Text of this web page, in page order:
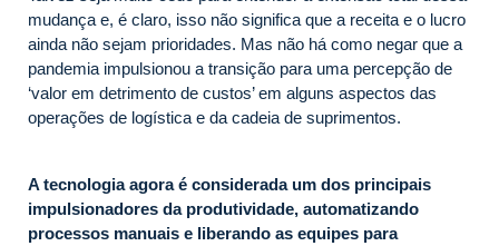
mudança e, é claro, isso não significa que a receita e o lucro
ainda não sejam prioridades. Mas não há como negar que a
pandemia impulsionou a transição para uma percepção de
‘valor em detrimento de custos’ em alguns aspectos das
operações de logística e da cadeia de suprimentos.
A tecnologia agora é considerada um dos principais
impulsionadores da produtividade, automatizando
processos manuais e liberando as equipes para